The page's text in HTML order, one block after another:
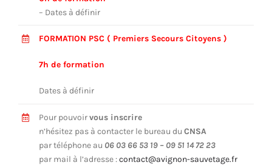
– Dates à définir
FORMATION PSC ( Premiers Secours Citoyens )
7h de formation
Dates à définir
Pour pouvoirvous inscrire
n’hésitez pas à contacter le bureau du CNSA
par téléphone au 06 03 66 53 19 – 09 51 14 72 23
par mail à l’adresse :contact@avignon-sauvetage.fr